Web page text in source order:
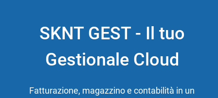
SKNT GEST - Il tuo
Gestionale Cloud
Fatturazione, magazzino e contabilità in un